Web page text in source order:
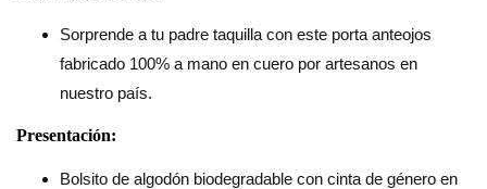
Sorprende a tu padre taquilla con este porta anteojos
fabricado 100% a mano en cuero por artesanos en
nuestro país.
Presentación:
Bolsito de algodón biodegradable con cinta de género en